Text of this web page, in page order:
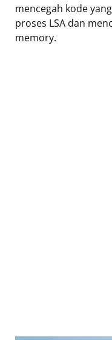
mencegah kode
proses LSA dan
memory.